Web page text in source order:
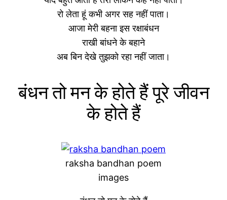
रो लेता हूं कभी अगर सह नहीं पाता।
आजा मेरी बहना इस रक्षाबंधन
राखी बांधने के बहाने
अब बिन देखे तुझको रहा नहीं जाता।
बंधन तो मन के होते हैं पूरे जीवन
के होते हैं
raksha bandhan poem
images